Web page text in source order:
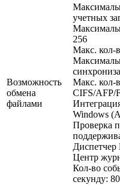
Возможность
обмена
файлами
учетных
256
Макс. кол-
Макс. кол-
CIFS/AFP/
Windows
Проверка
Диспетчер
Центр
Кол-во
секунду: